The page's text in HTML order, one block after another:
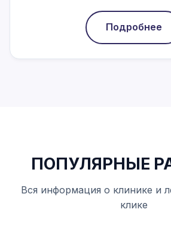
Подробнее
ПОПУЛЯРНЫЕ
Вся информация о клинике и
клике